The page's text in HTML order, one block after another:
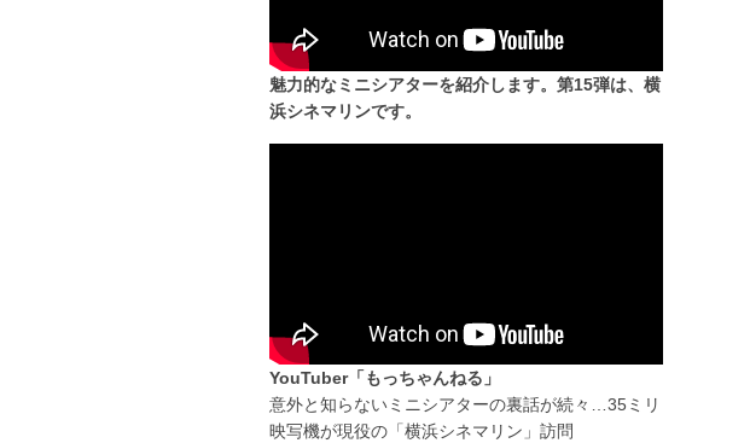
魅力的なミニシアターを紹介します。第15弾は、横
浜シネマリンです。
YouTuber「もっちゃんねる」
意外と知らないミニシアターの裏話が続々…35ミリ
映写機が現役の「横浜シネマリン」訪問